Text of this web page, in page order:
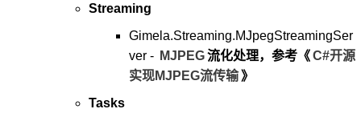
Streaming
Gimela.Streaming.MJpegStreamingSer
ver - MJPEG流化处理，参考《C#开源
实现MJPEG流传输 》
Tasks